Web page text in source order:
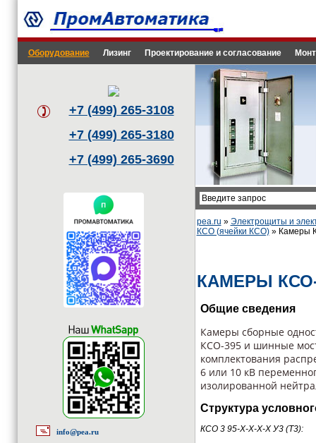
Оборудование Лизинг Проектирование и согласование
+7 (499) 265-3108
+7 (499) 265-3180
+7 (499) 265-3690
info@pea.ru
pea.ru » Электрощиты и
КСО (ячейки КСО)» Камеры
КАМЕРЫ КСО-
Общие сведения
Камеры сборные
КСО-395 и шинные
комплектования
6 или 10 кВ
изолированной
Структура
КСО 3 95-Х-Х-Х-Х У3 (Т3):